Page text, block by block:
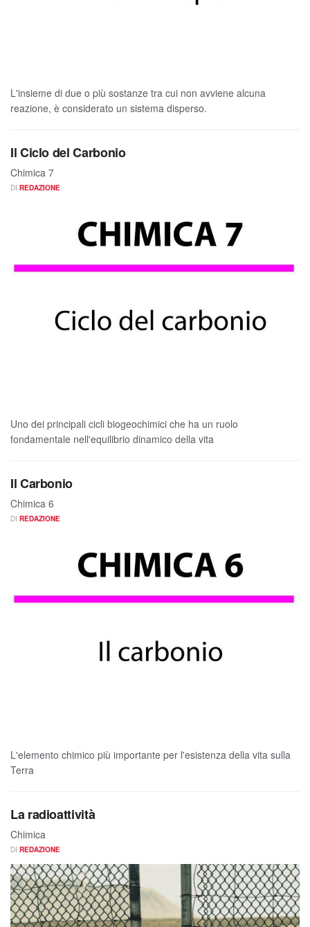
L'insieme di due o più sostanze tra cui non avviene alcuna
reazione, è considerato un sistema disperso.
Il Ciclo del Carbonio
Chimica 7
DI REDAZIONE
Uno dei principali cicli biogeochimici che ha un ruolo
fondamentale nell'equilibrio dinamico della vita
Il Carbonio
Chimica 6
DI REDAZIONE
L'elemento chimico più importante per l'esistenza della vita sulla
Terra
La radioattività
Chimica
DI REDAZIONE